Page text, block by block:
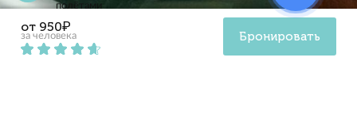
полётами
В этот раз выбрали экскурсию в Бункер-42. Оказаться
от 950₽
за человека Бронировать